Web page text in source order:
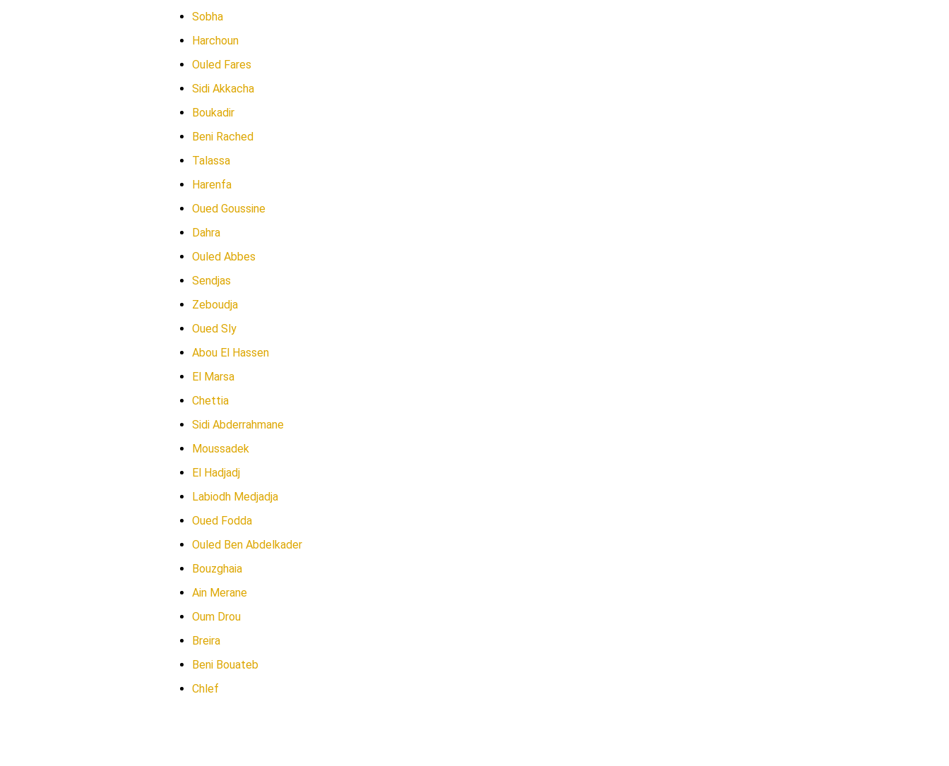
Sobha
Harchoun
Ouled Fares
Sidi Akkacha
Boukadir
Beni Rached
Talassa
Harenfa
Oued Goussine
Dahra
Ouled Abbes
Sendjas
Zeboudja
Oued Sly
Abou El Hassen
El Marsa
Chettia
Sidi Abderrahmane
Moussadek
El Hadjadj
Labiodh Medjadja
Oued Fodda
Ouled Ben Abdelkader
Bouzghaia
Ain Merane
Oum Drou
Breira
Beni Bouateb
Chlef